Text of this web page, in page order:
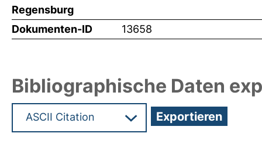
Regensburg
Dokumenten-ID 13658
Bibliographische Daten